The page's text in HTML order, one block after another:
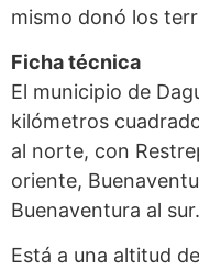
mismo donó los
Ficha técnica
El municipio de
kilómetros
al norte, con
oriente,
Buenaventura al sur.
Está a una altitud